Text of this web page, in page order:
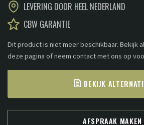
LEVERING DOOR HEEL NEDERLAND
CBW GARANTIE
Dit product is niet meer beschikbaar. Bekijk
deze pagina of neem contact met ons op
BEKIJK
AFSPRAAK MAKEN